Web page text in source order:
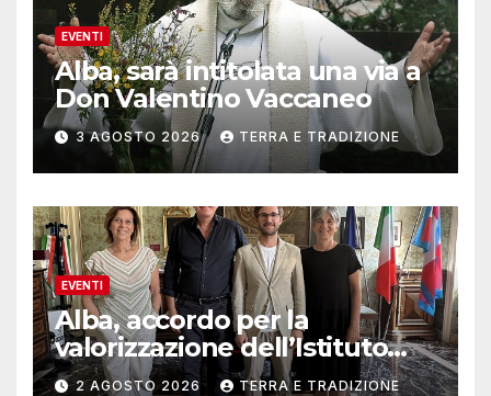
EVENTI
Alba, sarà intitolata una via a
Don Valentino Vaccaneo
3 AGOSTO 2026 TERRA E TRADIZIONE
EVENTI
Alba, accordo per la
valorizzazione dell’Istituto
musicale Rocca
2 AGOSTO 2026 TERRA E TRADIZIONE